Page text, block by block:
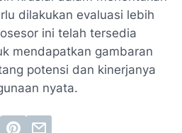
dilakukan evaluasi lebih
ini telah tersedia
mendapatkan gambaran
potensi dan kinerjanya
nyata.